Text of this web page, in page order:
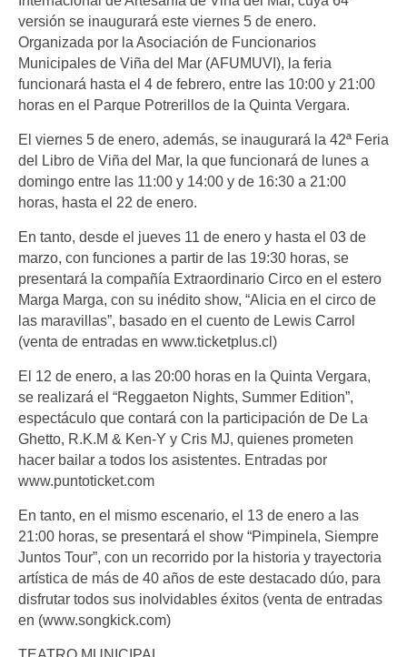
versión se inaugurará este viernes 5 de enero.
Organizada por la Asociación de Funcionarios
Municipales de Viña del Mar (AFUMUVI), la feria
funcionará hasta el 4 de febrero, entre las 10:00 y 21:00
horas en el Parque Potrerillos de la Quinta Vergara.
El viernes 5 de enero, además, se inaugurará la 42ª Feria
del Libro de Viña del Mar, la que funcionará de lunes a
domingo entre las 11:00 y 14:00 y de 16:30 a 21:00
horas, hasta el 22 de enero.
En tanto, desde el jueves 11 de enero y hasta el 03 de
marzo, con funciones a partir de las 19:30 horas, se
presentará la compañía Extraordinario Circo en el estero
Marga Marga, con su inédito show, “Alicia en el circo de
las maravillas”, basado en el cuento de Lewis Carrol
(venta de entradas en www.ticketplus.cl)
El 12 de enero, a las 20:00 horas en la Quinta Vergara,
se realizará el “Reggaeton Nights, Summer Edition”,
espectáculo que contará con la participación de De La
Ghetto, R.K.M & Ken-Y y Cris MJ, quienes prometen
hacer bailar a todos los asistentes. Entradas por
www.puntoticket.com
En tanto, en el mismo escenario, el 13 de enero a las
21:00 horas, se presentará el show “Pimpinela, Siempre
Juntos Tour”, con un recorrido por la historia y trayectoria
artística de más de 40 años de este destacado dúo, para
disfrutar todos sus inolvidables éxitos (venta de entradas
en (www.songkick.com)